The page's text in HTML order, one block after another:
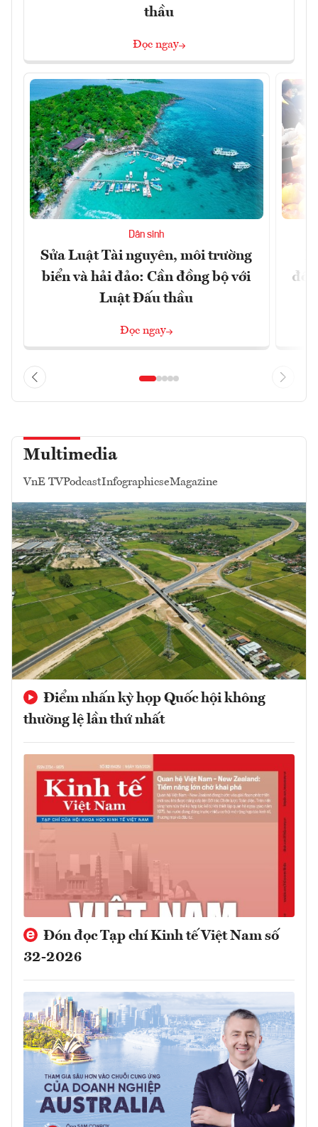
thầu
Đọc ngay
Dân sinh
Sửa Luật Tài nguyên, môi trường
biển và hải đảo: Cần đồng bộ với
Luật Đấu thầu
Đọc ngay
Multimedia
VnE TVPodcastInfographicseMagazine
Điểm nhấn kỳ họp Quốc hội không
thường lệ lần thứ nhất
Đón đọc Tạp chí Kinh tế Việt Nam số
32-2026